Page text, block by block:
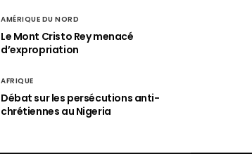
AMÉRIQUE DU NORD
Le Mont Cristo Rey menacé
d’expropriation
AFRIQUE
Débat sur les persécutions anti-
chrétiennes au Nigeria